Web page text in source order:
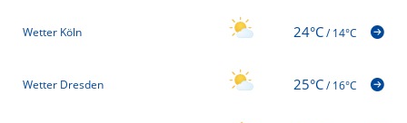
Wetter Köln 24°C/14°C
Wetter Dresden 25°C/16°C